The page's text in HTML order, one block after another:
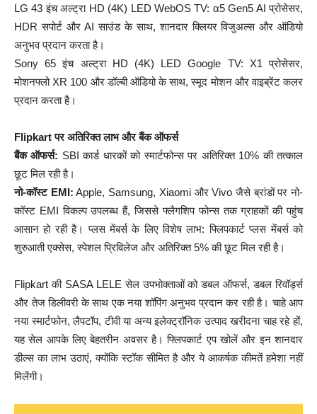
LG 43 इंच अल्ट्रा HD (4K) LED WebOS TV: α5 Gen5 AI प्रोसेसर,
HDR सपोर्ट और AI साउंड के साथ, शानदार क्लियर विजुअल्स और ऑडियो
अनुभव प्रदान करता है।​
Sony 65 इंच अल्ट्रा HD (4K) LED Google TV: X1 प्रोसेसर,
मोशनफ्लो XR 100 और डॉल्बी ऑडियो के साथ, स्मूद मोशन और वाइब्रेंट कलर
प्रदान करता है।​
Flipkart पर अतिरिक्त लाभ और बैंक ऑफर्स
बैंक ऑफर्स: SBI कार्ड धारकों को स्मार्टफोन्स पर अतिरिक्त 10% की तत्काल
छूट मिल रही है।​
नो-कॉस्ट EMI: Apple, Samsung, Xiaomi और Vivo जैसे ब्रांडों पर नो-
कॉस्ट EMI विकल्प उपलब्ध हैं, जिससे फ्लैगशिप फोन्स तक ग्राहकों की पहुंच
आसान हो रही है।​ प्लस मेंबर्स के लिए विशेष लाभ: फ्लिपकार्ट प्लस मेंबर्स को
शुरुआती एक्सेस, स्पेशल प्रिविलेज और अतिरिक्त 5% की छूट मिल रही है।​
Flipkart की SASA LELE सेल उपभोक्ताओं को डबल ऑफर्स, डबल रिवॉर्ड्स
और तेज डिलीवरी के साथ एक नया शॉपिंग अनुभव प्रदान कर रही है। चाहे आप
नया स्मार्टफोन, लैपटॉप, टीवी या अन्य इलेक्ट्रॉनिक उत्पाद खरीदना चाह रहे हों,
यह सेल आपके लिए बेहतरीन अवसर है। फ्लिपकार्ट एप खोलें और इन शानदार
डील्स का लाभ उठाएं, क्योंकि स्टॉक सीमित है और ये आकर्षक कीमतें हमेशा नहीं
मिलेंगी।